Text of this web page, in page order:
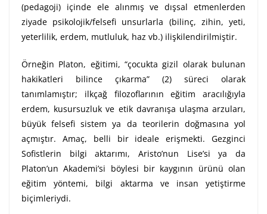
(pedagoji) içinde ele alınmış ve dışsal etmenlerden
ziyade psikolojik/felsefi unsurlarla (bilinç, zihin, yeti,
yeterlilik, erdem, mutluluk, haz vb.) ilişkilendirilmiştir.
Örneğin Platon, eğitimi, “çocukta gizil olarak bulunan
hakikatleri bilince çıkarma” (2) süreci olarak
tanımlamıştır; ilkçağ filozoflarının eğitim aracılığıyla
erdem, kusursuzluk ve etik davranışa ulaşma arzuları,
büyük felsefi sistem ya da teorilerin doğmasına yol
açmıştır. Amaç, belli bir ideale erişmekti. Gezginci
Sofistlerin bilgi aktarımı, Aristo’nun Lise’si ya da
Platon’un Akademi’si böylesi bir kaygının ürünü olan
eğitim yöntemi, bilgi aktarma ve insan yetiştirme
biçimleriydi.